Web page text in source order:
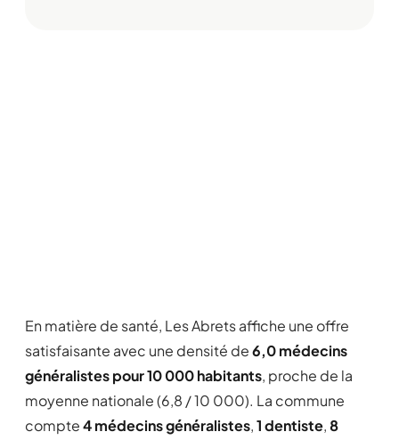
En matière de santé, Les Abrets affiche une offre
satisfaisante avec une densité de6,0 médecins
généralistes pour 10 000 habitants, proche de la
moyenne nationale (6,8 / 10 000). La commune
compte4 médecins généralistes,1 dentiste,8